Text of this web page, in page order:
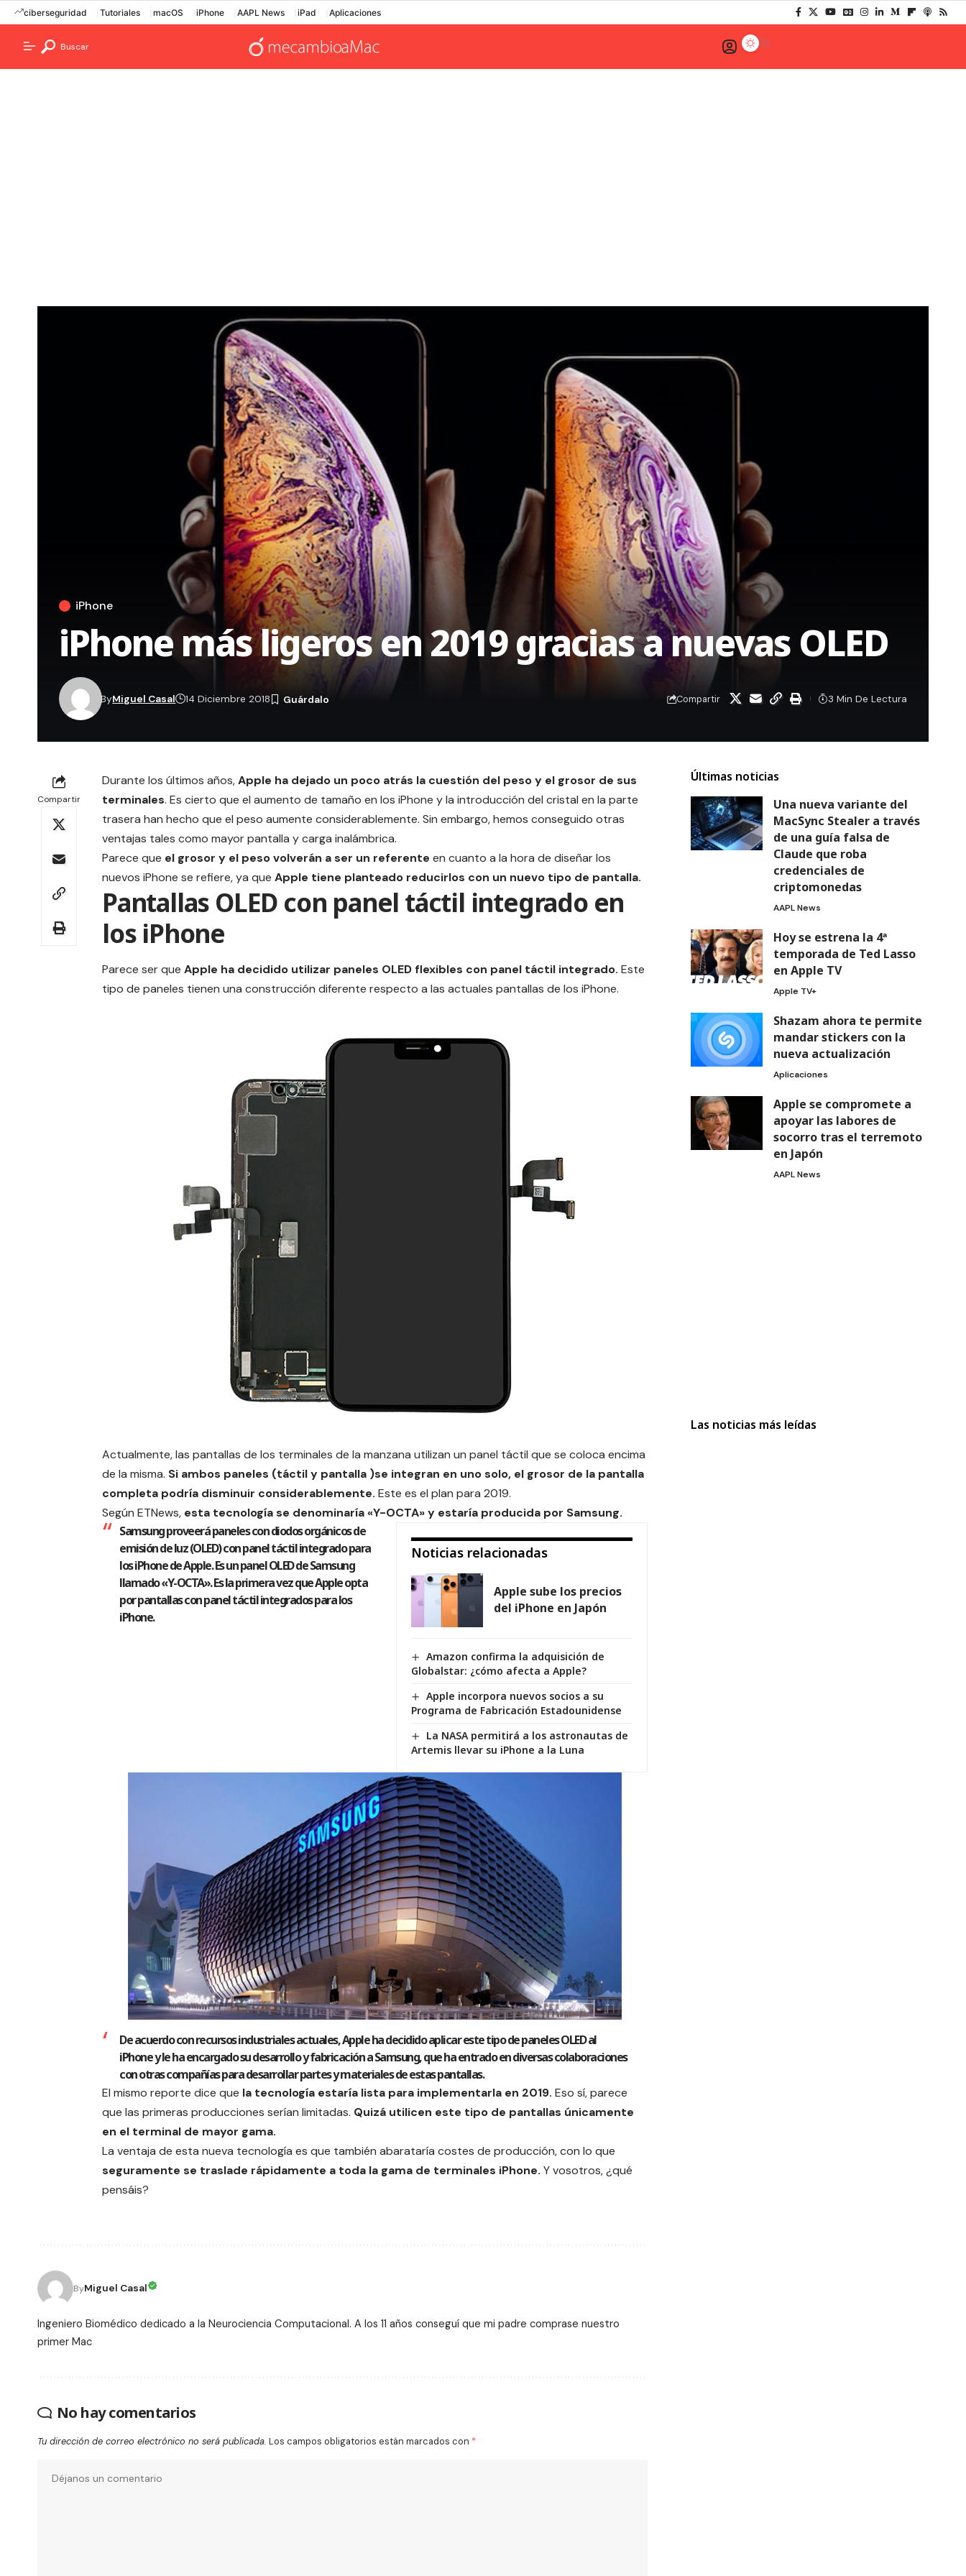
ciberseguridad Tutoriales macOS iPhone AAPL News iPad Aplicaciones
Buscar
iPhone
iPhone más ligeros en 2019 gracias a nuevas OLED
ByMiguel Casal 14 Diciembre 2018 Compartir 3 Min De Lectura
Compartir
Durante los últimos años,Apple ha dejado un poco atrás la cuestión del peso y el grosor de sus
terminales. Es cierto que el aumento de tamaño en los iPhone y la introducción del cristal en la parte
trasera han hecho que el peso aumente considerablemente. Sin embargo, hemos conseguido otras
ventajas tales como mayorpantalla ycarga inalámbrica.
Parece que el grosor y el peso volverán a ser un referente en cuanto a la hora de diseñar los
nuevos iPhone se refiere, ya que Apple tiene planteado reducirlos con un nuevo tipo de pantalla.
Pantallas OLED con panel táctil integrado en
los iPhone
Parece ser que Apple ha decidido utilizar paneles OLED flexibles con panel táctil integrado. Este
tipo de paneles tienen una construcción diferente respecto a las actuales pantallas de los iPhone.
Actualmente, las pantallas de los terminales de la manzana utilizan un panel táctil que se coloca encima
de la misma. Si ambos paneles (táctil y pantalla )se integran en uno solo, el grosor de la pantalla
completa podría disminuir considerablemente. Este es el plan para 2019.
Según ETNews, esta tecnología se denominaría «Y-OCTA» y estaría producida por Samsung.
Noticias relacionadas
Apple sube los precios
del iPhone en Japón
Amazon confirma la adquisición de
Globalstar: ¿cómo afecta a Apple?
Apple incorpora nuevos socios a su
Programa de Fabricación Estadounidense
La NASA permitirá a los astronautas de
Artemis llevar su iPhone a la Luna
Samsung proveerá paneles con diodos orgánicos de
emisión de luz (OLED) con panel táctil integrado para
los iPhone de Apple. Es un panel OLED de Samsung
llamado «Y-OCTA». Es la primera vez que Apple opta
por pantallas con panel táctil integrados para los
iPhone.
De acuerdo con recursos industriales actuales, Apple ha decidido aplicar este tipo de paneles OLED al
iPhone y le ha encargado su desarrollo y fabricación a Samsung, que ha entrado en diversas colaboraciones
con otras compañías para desarrollar partes y materiales de estas pantallas.
El mismo reporte dice que la tecnología estaría lista para implementarla en 2019. Eso sí, parece
que las primeras producciones serían limitadas. Quizá utilicen este tipo de pantallas únicamente
en el terminal de mayor gama.
La ventaja de esta nueva tecnología es que también abarataría costes de producción, con lo que
seguramente se traslade rápidamente a toda la gama de terminales iPhone. Y vosotros, ¿qué
pensáis?
ByMiguel Casal
Ingeniero Biomédico dedicado a la Neurociencia Computacional. A los 11 años conseguí que mi padre comprase nuestro
primer Mac
No hay comentarios
Tu dirección de correo electrónico no será publicada. Los campos obligatorios están marcados con *
Últimas noticias
Una nueva variante del
MacSync Stealer a través
de una guía falsa de
Claude que roba
credenciales de
criptomonedas
AAPL News
Hoy se estrena la 4ª
temporada de Ted Lasso
en Apple TV
Apple TV+
Shazam ahora te permite
mandar stickers con la
nueva actualización
Aplicaciones
Apple se compromete a
apoyar las labores de
socorro tras el terremoto
en Japón
AAPL News
Las noticias más leídas